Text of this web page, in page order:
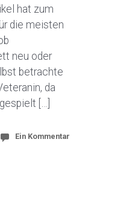
hat zum
die meisten
neu oder
betrachte
da
[…]
Ein Kommentar